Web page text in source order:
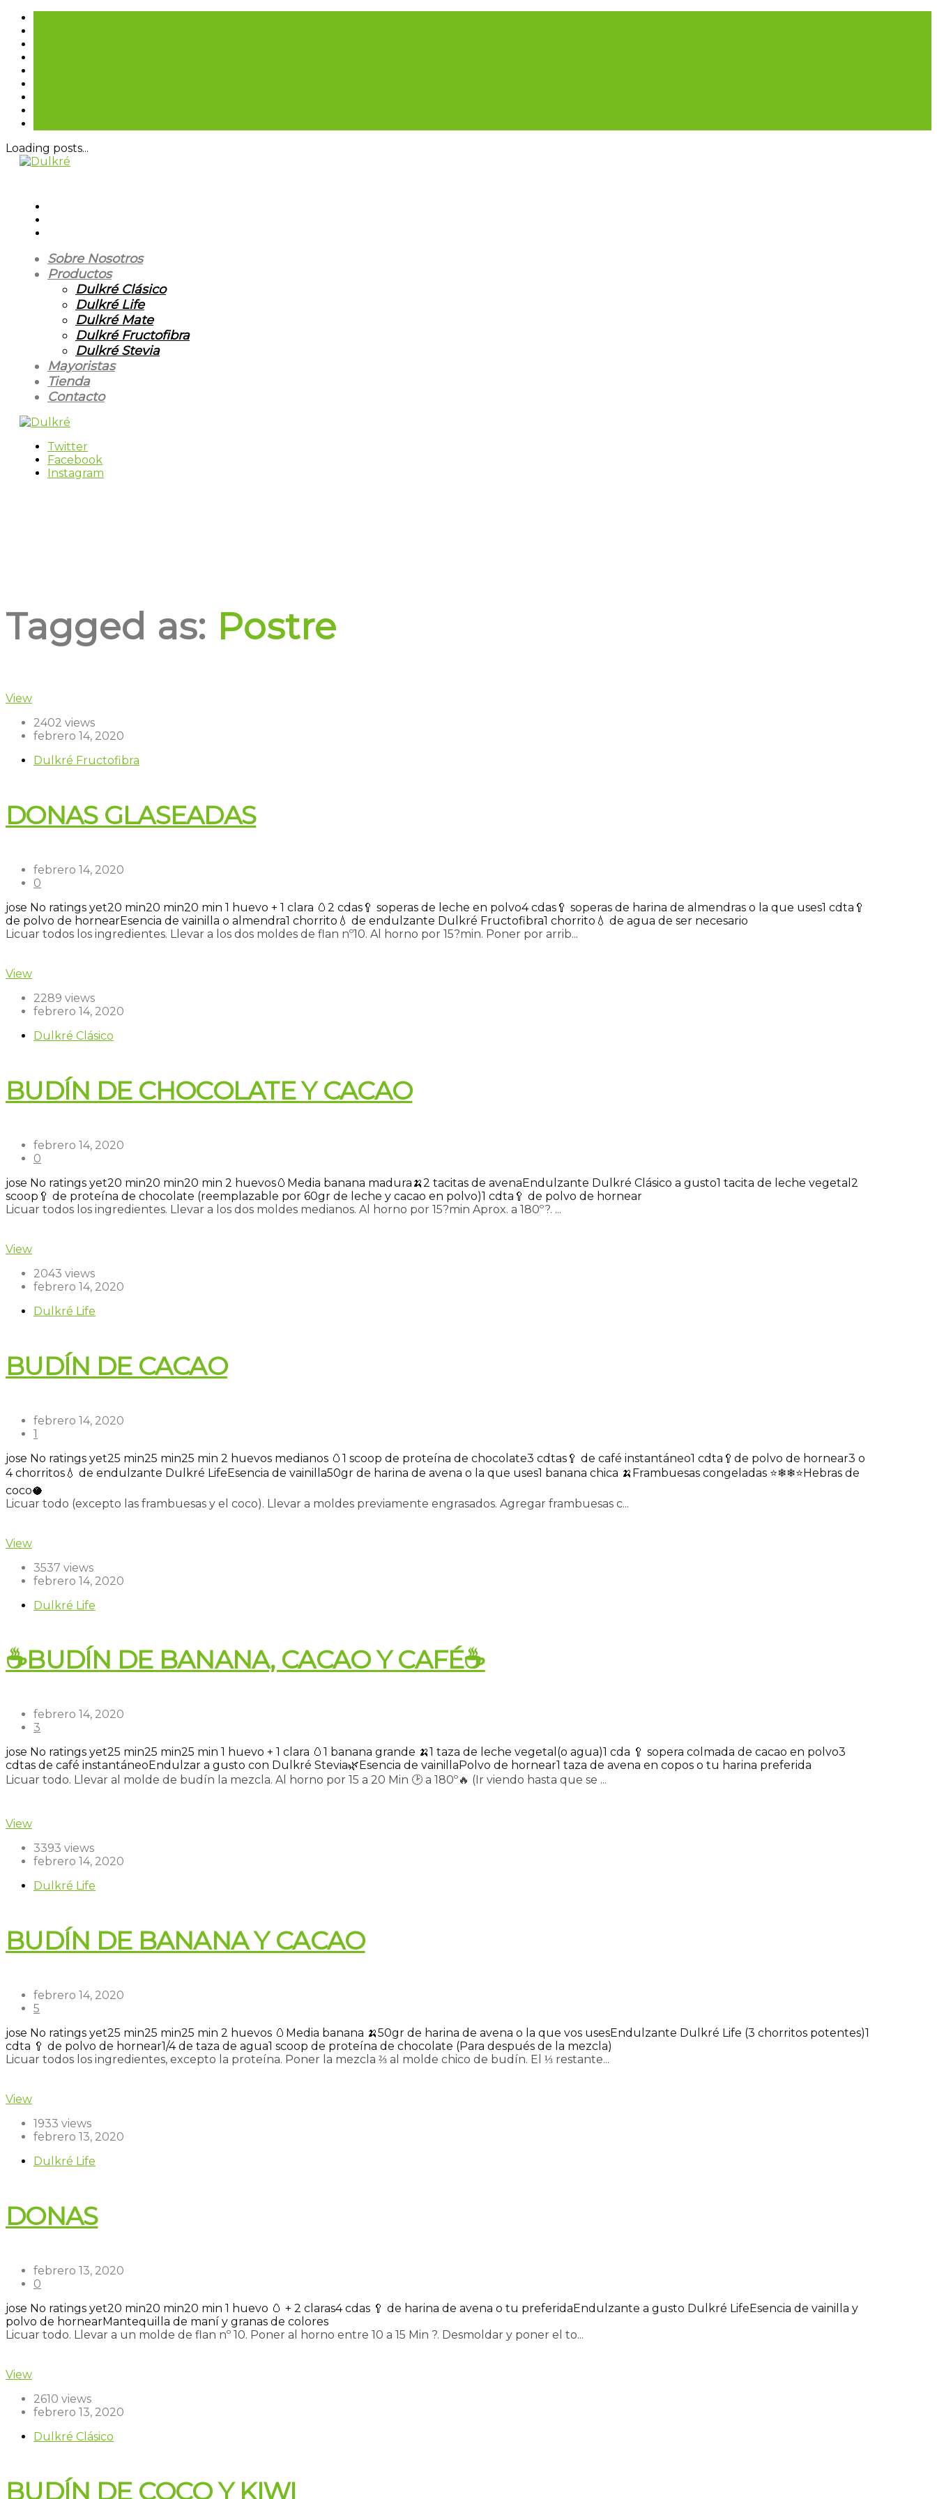
Loading posts...
Sobre Nosotros
Productos
Dulkré Clásico
Dulkré Life
Dulkré Mate
Dulkré Fructofibra
Dulkré Stevia
Mayoristas
Tienda
Contacto
Twitter
Facebook
Instagram
Tagged as: Postre
View
2402 views
febrero 14, 2020
Dulkré Fructofibra
DONAS GLASEADAS
febrero 14, 2020
0
jose No ratings yet20 min20 min20 min 1 huevo + 1 clara 🥚 2 cdas🥄 soperas de leche en polvo4 cdas🥄 soperas de harina de almendras o la que uses1 cdta🥄
de polvo de hornearEsencia de vainilla o almendra1 chorrito💧 de endulzante Dulkré Fructofibra1 chorrito💧 de agua de ser necesario
Licuar todos los ingredientes. Llevar a los dos moldes de flan nº10. Al horno por 15?min. Poner por arrib...
View
2289 views
febrero 14, 2020
Dulkré Clásico
BUDÍN DE CHOCOLATE Y CACAO
febrero 14, 2020
0
jose No ratings yet20 min20 min20 min 2 huevos🥚 Media banana madura🍌2 tacitas de avenaEndulzante Dulkré Clásico a gusto1 tacita de leche vegetal 2
scoop🥄 de proteína de chocolate (reemplazable por 60gr de leche y cacao en polvo)1 cdta🥄 de polvo de hornear
Licuar todos los ingredientes. Llevar a los dos moldes medianos. Al horno por 15?min Aprox. a 180º?. ...
View
2043 views
febrero 14, 2020
Dulkré Life
BUDÍN DE CACAO
febrero 14, 2020
1
jose No ratings yet25 min25 min25 min 2 huevos medianos 🥚 1 scoop de proteína de chocolate3 cdtas🥄 de café instantáneo1 cdta🥄de polvo de hornear3 o
4 chorritos💧 de endulzante Dulkré LifeEsencia de vainilla50gr de harina de avena o la que uses1 banana chica 🍌 Frambuesas congeladas ⭐❄❄⭐Hebras de
coco🥥
Licuar todo (excepto las frambuesas y el coco). Llevar a moldes previamente engrasados. Agregar frambuesas c...
View
3537 views
febrero 14, 2020
Dulkré Life
☕BUDÍN DE BANANA, CACAO Y CAFÉ☕
febrero 14, 2020
3
jose No ratings yet25 min25 min25 min 1 huevo + 1 clara 🥚 1 banana grande 🍌1 taza de leche vegetal(o agua)1 cda 🥄 sopera colmada de cacao en polvo3
cdtas de café instantáneo Endulzar a gusto con Dulkré Stevia🌿 Esencia de vainilla Polvo de hornear1 taza de avena en copos o tu harina preferida
Licuar todo. Llevar al molde de budín la mezcla. Al horno por 15 a 20 Min 🕑 a 180º🔥 (Ir viendo hasta que se ...
View
3393 views
febrero 14, 2020
Dulkré Life
BUDÍN DE BANANA Y CACAO
febrero 14, 2020
5
jose No ratings yet25 min25 min25 min 2 huevos 🥚 Media banana 🍌50gr de harina de avena o la que vos usesEndulzante Dulkré Life (3 chorritos potentes)1
cdta 🥄 de polvo de hornear1/4 de taza de agua1 scoop de proteína de chocolate (Para después de la mezcla)
Licuar todos los ingredientes, excepto la proteína. Poner la mezcla ⅔ al molde chico de budín. El ⅓ restante...
View
1933 views
febrero 13, 2020
Dulkré Life
DONAS
febrero 13, 2020
0
jose No ratings yet20 min20 min20 min 1 huevo 🥚 + 2 claras4 cdas 🥄 de harina de avena o tu preferidaEndulzante a gusto Dulkré LifeEsencia de vainilla y
polvo de hornearMantequilla de maní y granas de colores
Licuar todo. Llevar a un molde de flan nº 10. Poner al horno entre 10 a 15 Min ?. Desmoldar y poner el to...
View
2610 views
febrero 13, 2020
Dulkré Clásico
BUDÍN DE COCO Y KIWI